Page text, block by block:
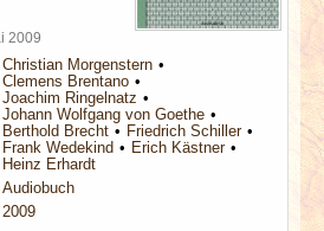
2009
Christian Morgenstern
Clemens Brentano
Joachim Ringelnatz
Johann Wolfgang von Goethe
Berthold Brecht
Friedrich Schiller
Frank Wedekind
Erich Kästner
Heinz Erhardt
Audiobuch
2009